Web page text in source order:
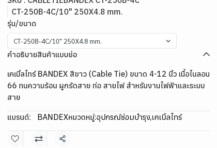
CT-250B-4C/10" 250X4.8 mm.
รุ่น/ขนาด
CT-250B-4C/10" 250X4.8 mm.
คำอธิบายสินค้าแบบย่อ
เคเบิ้ลไทร์ BANDEX สีขาว (Cable Tie) ขนาด 4-12 นิ้ว เนื้อไนลอน
66 ทนความร้อน ผูกรัดสาย ท่อ สายไฟ สำหรับงานไฟฟ้าและระบบ
สาย
แบรนด์: BANDEXหมวดหมู่:อุปกรณ์ซ่อมบำรุง,เคเบิ้ลไทร์
แชร์